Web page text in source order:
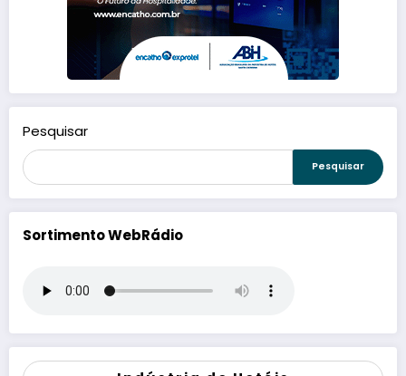
Pesquisar
Pesquisar
Sortimento WebRádio